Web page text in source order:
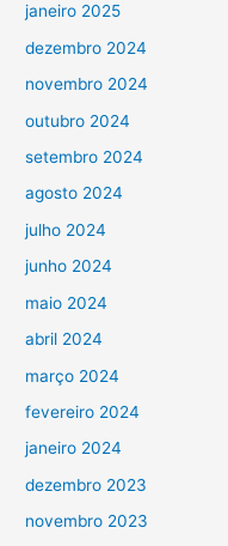
janeiro 2025
dezembro 2024
novembro 2024
outubro 2024
setembro 2024
agosto 2024
julho 2024
junho 2024
maio 2024
abril 2024
março 2024
fevereiro 2024
janeiro 2024
dezembro 2023
novembro 2023